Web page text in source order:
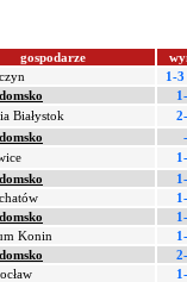
gospodarze
1-
Białystok
-
Konin